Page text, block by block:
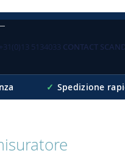
+31(0)13 5134033 CONTACT
✓ Spedizione